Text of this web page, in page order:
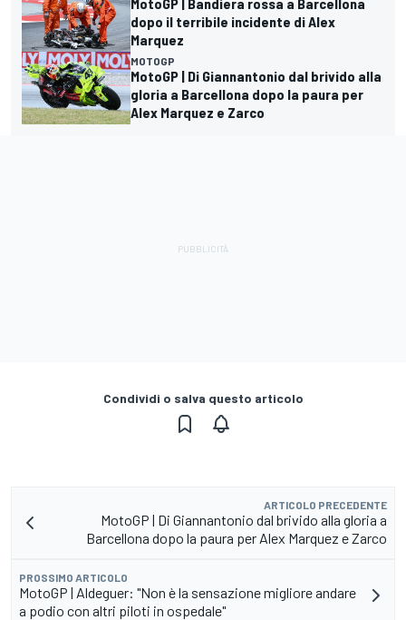
dopo il terribile incidente di Alex
Marquez
MOTOGP
MotoGP | Di Giannantonio dal brivido alla
gloria a Barcellona dopo la paura per
Alex Marquez e Zarco
Condividi o salva questo articolo
ARTICOLO PRECEDENTE
MotoGP | Di Giannantonio dal brivido alla gloria a
Barcellona dopo la paura per Alex Marquez e Zarco
PROSSIMO ARTICOLO
MotoGP | Aldeguer: "Non è la sensazione migliore andare
a podio con altri piloti in ospedale"